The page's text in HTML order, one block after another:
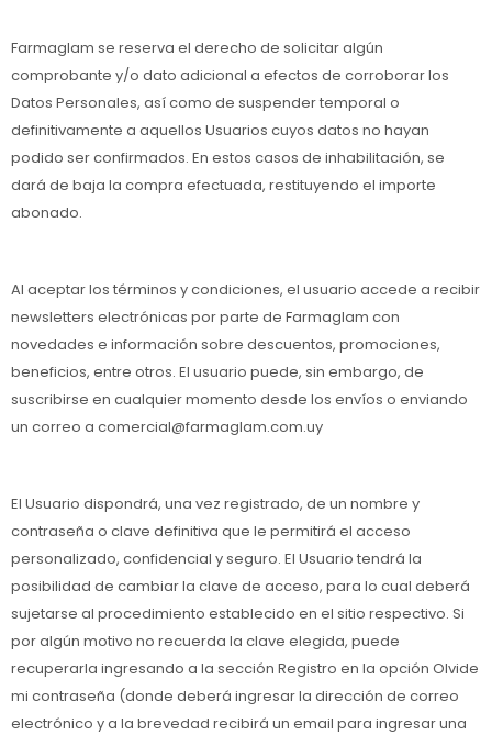
Farmaglam se reserva el derecho de solicitar algún
comprobante y/o dato adicional a efectos de corroborar los
Datos Personales, así como de suspender temporal o
definitivamente a aquellos Usuarios cuyos datos no hayan
podido ser confirmados. En estos casos de inhabilitación, se
dará de baja la compra efectuada, restituyendo el importe
abonado.
Al aceptar los términos y condiciones, el usuario accede a recibir
newsletters electrónicas por parte de Farmaglam con
novedades e información sobre descuentos, promociones,
beneficios, entre otros. El usuario puede, sin embargo, de
suscribirse en cualquier momento desde los envíos o enviando
un correo a comercial@farmaglam.com.uy
El Usuario dispondrá, una vez registrado, de un nombre y
contraseña o clave definitiva que le permitirá el acceso
personalizado, confidencial y seguro. El Usuario tendrá la
posibilidad de cambiar la clave de acceso, para lo cual deberá
sujetarse al procedimiento establecido en el sitio respectivo. Si
por algún motivo no recuerda la clave elegida, puede
recuperarla ingresando a la sección Registro en la opción Olvide
mi contraseña (donde deberá ingresar la dirección de correo
electrónico y a la brevedad recibirá un email para ingresar una